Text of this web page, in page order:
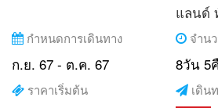
แลนด์
กำหนดการเดินทาง
ก.ย. 67 - ต.ค. 67
จำน
8วัน 5
ราคาเริ่มต้น เดิน